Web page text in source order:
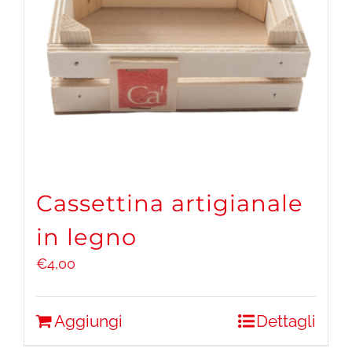
Cassettina artigianale
in legno
€4,00
Aggiungi Dettagli